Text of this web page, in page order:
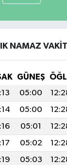
NAMAZ
GÜNEŞ
05:00
05:00
05:01
05:02
05:03